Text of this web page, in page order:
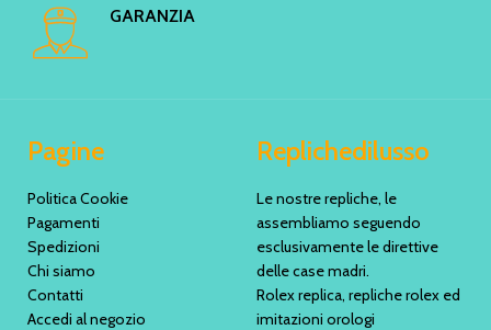
GARANZIA
Pagine
Politica Cookie
Pagamenti
Spedizioni
Chi siamo
Contatti
Accedi al negozio
Replichedilusso
Le nostre repliche, le
assembliamo seguendo
esclusivamente le direttive
delle case madri.
Rolex replica, repliche rolex ed
imitazioni orologi